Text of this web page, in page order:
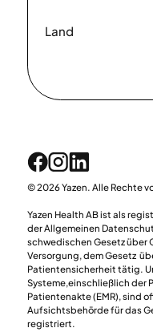
Land
© 2026 Yazen. Alle Rechte
Yazen Health AB ist als
der Allgemeinen
schwedischen Gesetz über
Versorgung, dem Gesetz
Patientensicherheit tätig.
Systeme,einschließlich der
Patientenakte (EMR), sind
Aufsichtsbehörde für das
registriert.